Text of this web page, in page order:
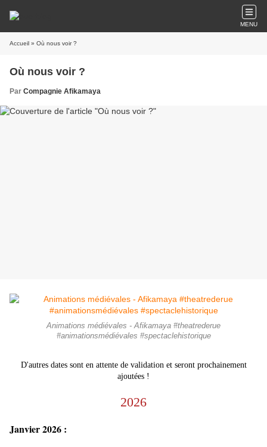
MENU
Accueil » Où nous voir ?
Où nous voir ?
Par Compagnie Afikamaya
Animations médiévales - Afikamaya #theatrederue
#animationsmédiévales #spectaclehistorique
D'autres dates sont en attente de validation et seront prochainement
ajoutées !
2026
Janvier 2026 :